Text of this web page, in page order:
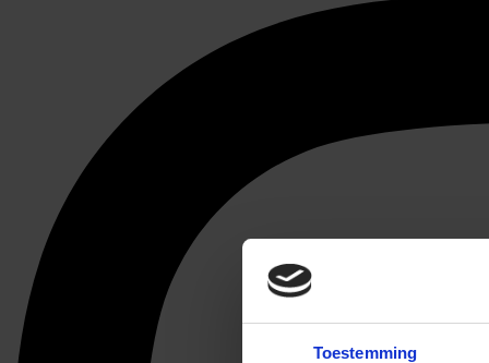
Toestemming